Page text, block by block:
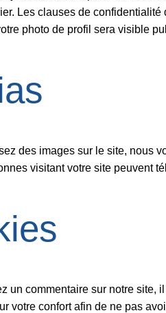
Les clauses de
photo de profil sera visible
des images sur le site, nous
visitant votre site peuvent
un commentaire sur notre site,
votre confort afin de ne pas